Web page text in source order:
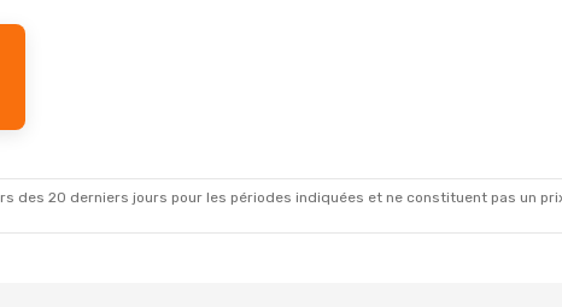
des 20 derniers jours pour les périodes indiquées et ne constituent pas un